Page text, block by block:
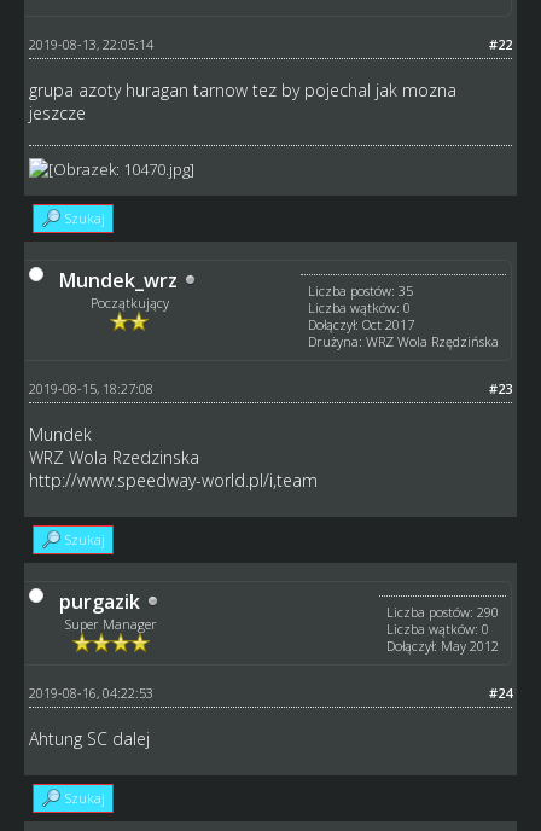
#22
2019-08-13, 22:05:14
grupa azoty huragan tarnow tez by pojechal jak mozna
jeszcze
Szukaj
Mundek_wrz
Początkujący
Liczba postów: 35
Liczba wątków: 0
Dołączył: Oct 2017
Drużyna: WRZ Wola Rzędzińska
#23
2019-08-15, 18:27:08
Mundek
WRZ Wola Rzedzinska
http://www.speedway-world.pl/i,team
Szukaj
purgazik
Super Manager
Liczba postów: 290
Liczba wątków: 0
Dołączył: May 2012
#24
2019-08-16, 04:22:53
Ahtung SC dalej
Szukaj